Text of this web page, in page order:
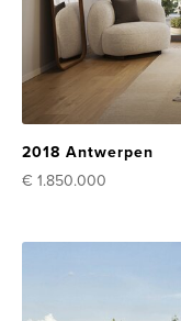
2018 Antwerpen
€ 1.850.000